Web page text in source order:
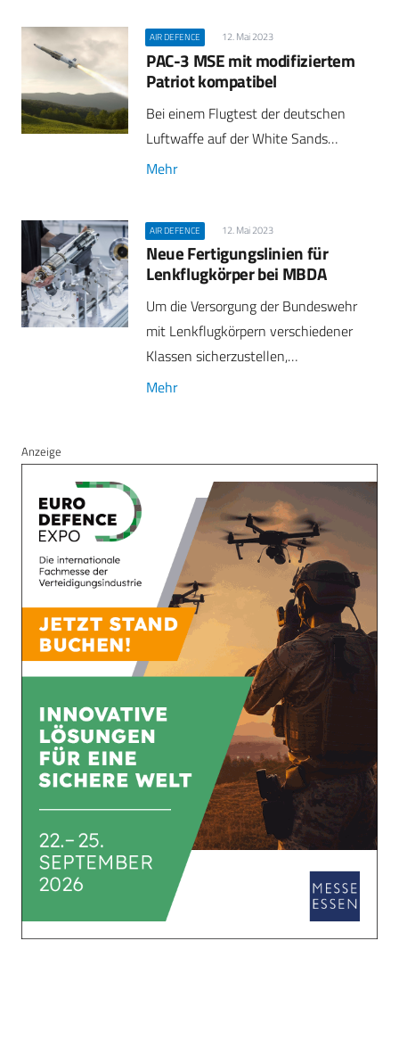
AIR DEFENCE 12. Mai 2023
PAC-3 MSE mit modifiziertem
Patriot kompatibel
Bei einem Flugtest der deutschen
Luftwaffe auf der White Sands…
Mehr
AIR DEFENCE 12. Mai 2023
Neue Fertigungslinien für
Lenkflug­körper bei MBDA
Um die Versorgung der Bundeswehr
mit Lenkflugkörpern verschiedener
Klassen sicherzustellen,…
Mehr
Anzeige